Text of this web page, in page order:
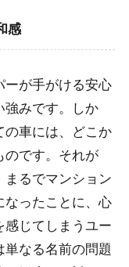
法人サービスの安
言わせない活用の
感
ーが手がける安心
強みです。しか
の車には、どこか
のです。それが
まるでマンション
なったことに、心
感じてしまうユー
なる名前の問題